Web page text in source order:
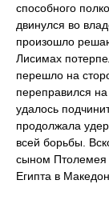
способного
двинулся во
произошло
Лисимах
перешло на
переправился
удалось
продолжала
всей борьбы.
сыном
Египта в